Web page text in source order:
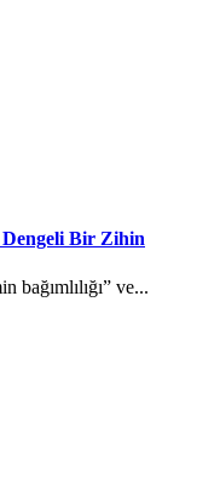
Dengeli Bir Zihin
bağımlılığı” ve...